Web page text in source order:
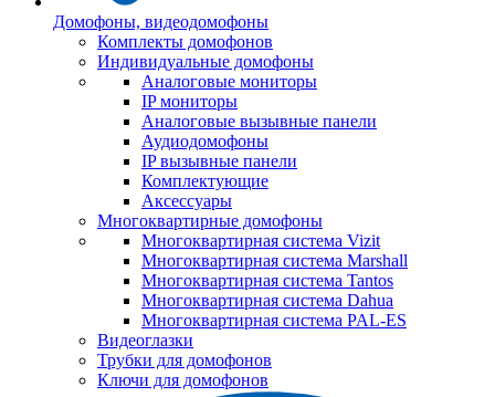
Домофоны, видеодомофоны
Комплекты домофонов
Индивидуальные домофоны
Аналоговые мониторы
IP мониторы
Аналоговые вызывные панели
Аудиодомофоны
IP вызывные панели
Комплектующие
Аксессуары
Многоквартирные домофоны
Многоквартирная система Vizit
Многоквартирная система Marshall
Многоквартирная система Tantos
Многоквартирная система Dahua
Многоквартирная система PAL-ES
Видеоглазки
Трубки для домофонов
Ключи для домофонов